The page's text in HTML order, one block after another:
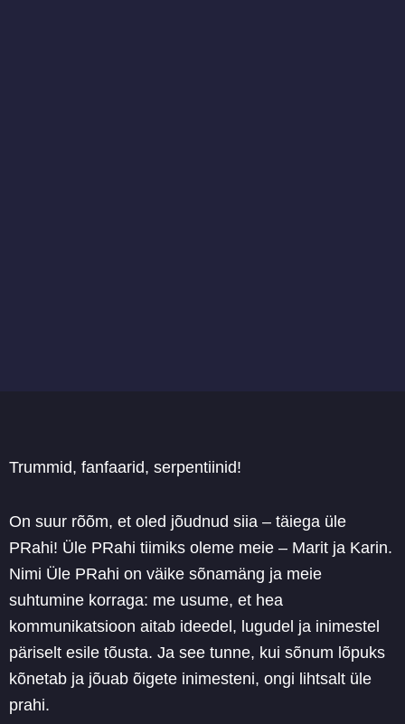
Trummid, fanfaarid, serpentiinid!
On suur rõõm, et oled jõudnud siia – täiega üle
PRahi! Üle PRahi tiimiks oleme meie – Marit ja Karin.
Nimi Üle PRahi on väike sõnamäng ja meie
suhtumine korraga: me usume, et hea
kommunikatsioon aitab ideedel, lugudel ja inimestel
päriselt esile tõusta. Ja see tunne, kui sõnum lõpuks
kõnetab ja jõuab õigete inimesteni, ongi lihtsalt üle
prahi.